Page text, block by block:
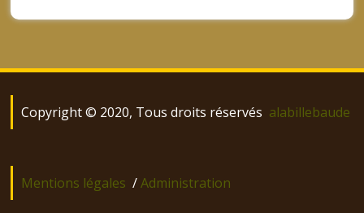
Copyright © 2020, Tous droits réservés alabillebaude
Mentions légales /Administration